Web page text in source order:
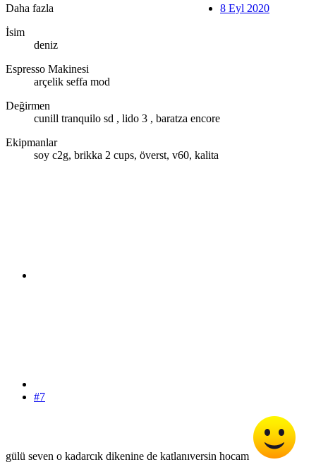
Daha fazla
İsim
deniz
Espresso Makinesi
arçelik seffa mod
Değirmen
cunill tranquilo sd , lido 3 , baratza encore
Ekipmanlar
soy c2g, brikka 2 cups, överst, v60, kalita
8 Eyl 2020
#7
gülü seven o kadarcık dikenine de katlanıversin hocam